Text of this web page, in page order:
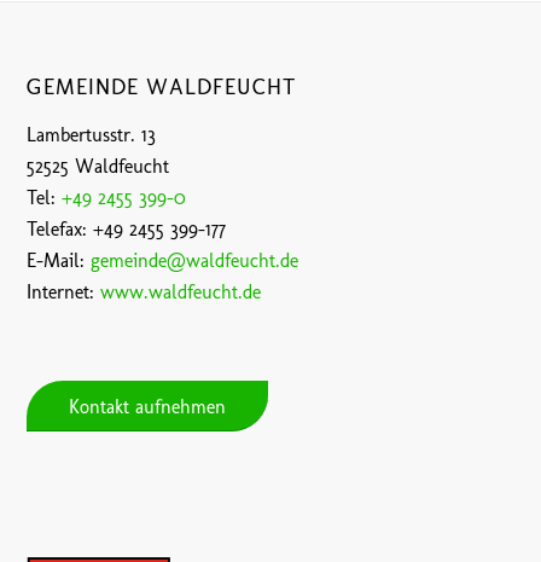
GEMEINDE WALDFEUCHT
Lambertusstr. 13
52525 Waldfeucht
Tel:+49 2455 399-0
Telefax: +49 2455 399-177
E-Mail: gemeinde@waldfeucht.de
Internet:www.waldfeucht.de
Kontakt aufnehmen